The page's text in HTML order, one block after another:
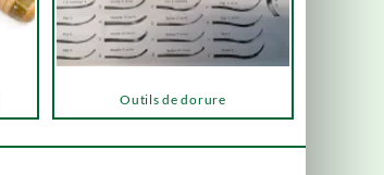
Outils de dorure